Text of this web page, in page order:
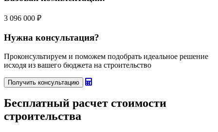
3 096 000 ₽
Нужна консультация?
Проконсультируем и поможем подобрать идеальное решение
исходя из вашего бюджета на строительство
Получить консультацию
Бесплатный расчет стоимости
строительства